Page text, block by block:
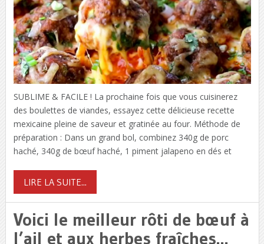
SUBLIME & FACILE ! La prochaine fois que vous cuisinerez
des boulettes de viandes, essayez cette délicieuse recette
mexicaine pleine de saveur et gratinée au four. Méthode de
préparation : Dans un grand bol, combinez 340g de porc
haché, 340g de bœuf haché, 1 piment jalapeno en dés et
LIRE LA SUITE...
Voici le meilleur rôti de bœuf à
l’ail et aux herbes fraîches…